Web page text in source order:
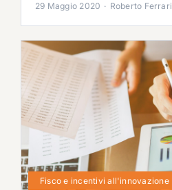
29 Maggio 2020 · Roberto Ferrari
Fisco e incentivi all'innovazione